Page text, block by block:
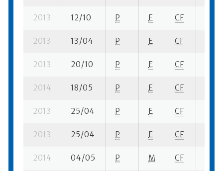
2013 12/10 P E CF
2013 13/04 P E CF
2013 20/10 P E CF
2014 18/05 P E CF
2013 25/04 P E CF
2013 25/04 P E CF
2014 04/05 P M CF